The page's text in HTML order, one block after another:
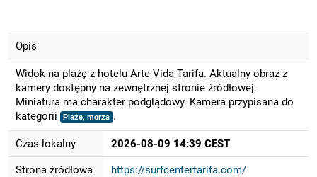
Opis
Widok na plażę z hotelu Arte Vida Tarifa. Aktualny obraz z
kamery dostępny na zewnętrznej stronie źródłowej.
Miniatura ma charakter podglądowy. Kamera przypisana do
kategorii
Plaże, morza .
Czas lokalny 2026-08-09 14:39 CEST
Strona źródłowa https://surfcentertarifa.com/